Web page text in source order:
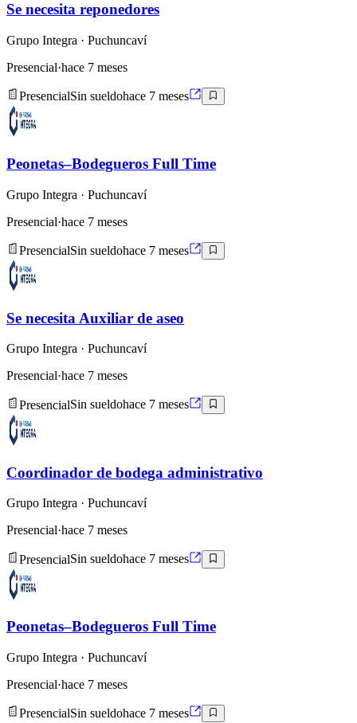
Se necesita reponedores
Grupo Integra · Puchuncaví
Presencial·hace 7 meses
PresencialSin sueldohace 7 meses
Peonetas–Bodegueros Full Time
Grupo Integra · Puchuncaví
Presencial·hace 7 meses
PresencialSin sueldohace 7 meses
Se necesita Auxiliar de aseo
Grupo Integra · Puchuncaví
Presencial·hace 7 meses
PresencialSin sueldohace 7 meses
Coordinador de bodega administrativo
Grupo Integra · Puchuncaví
Presencial·hace 7 meses
PresencialSin sueldohace 7 meses
Peonetas–Bodegueros Full Time
Grupo Integra · Puchuncaví
Presencial·hace 7 meses
PresencialSin sueldohace 7 meses